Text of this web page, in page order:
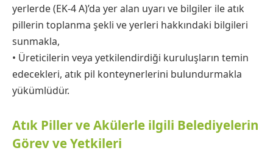
yerlerde (EK-4 A)’da yer alan uyarı ve bilgiler ile atık
pillerin toplanma şekli ve yerleri hakkındaki bilgileri
sunmakla,
• Üreticilerin veya yetkilendirdiği kuruluşların temin
edecekleri, atık pil konteynerlerini bulundurmakla
yükümlüdür.
Atık Piller ve Akülerle ilgili Belediyelerin
Görev ve Yetkileri